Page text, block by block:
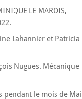
LE MAROIS,
Lahannier et Patricia
Nugues. Mécanique
pendant le mois de Mai